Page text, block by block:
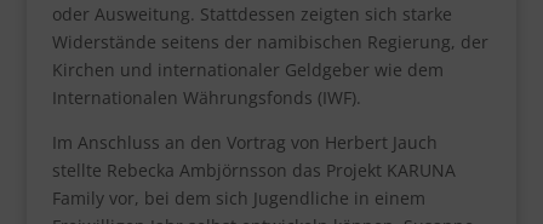
oder Ausweitung. Stattdessen zeigten sich starke
Widerstände seitens der namibischen Regierung, der
Kirchen und internationaler Geldgeber wie dem
Internationalen Währungsfonds (IWF).
Im Anschluss an den Vortrag von Herbert Jauch
stellte Rebecka Ambjörnsson das Projekt KARUNA
Family vor, bei dem sich Jugendliche in einem